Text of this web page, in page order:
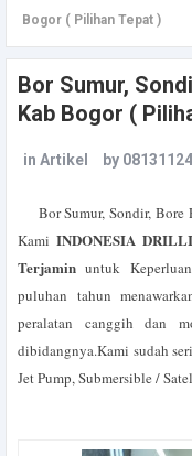
Bogor ( Pilihan Tepat )
Bor Sumur,
Kab Bogor (
in Artikel by
Bor Sumur, Sondir, Bore
Kami INDONESIA
Terjamin untuk
puluhan tahun
peralatan canggih dan
dibidangnya.Kami sudah
Jet Pump, Submersible /